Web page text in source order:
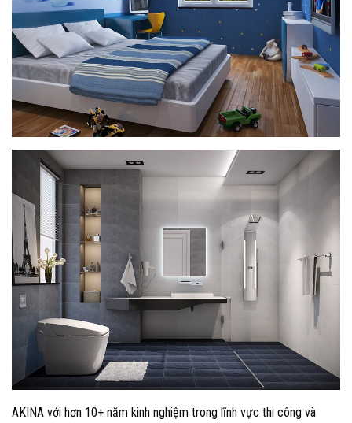
AKINA với hơn 10+ năm kinh nghiệm trong lĩnh vực thi công và